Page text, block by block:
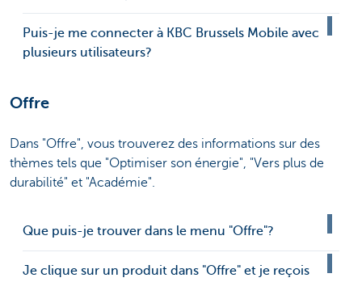
Puis-je me connecter à KBC Brussels Mobile avec
plusieurs utilisateurs?
Offre
Dans "Offre", vous trouverez des informations sur des
thèmes tels que "Optimiser son énergie", "Vers plus de
durabilité" et "Académie".
Que puis-je trouver dans le menu "Offre"?
Je clique sur un produit dans "Offre" et je reçois